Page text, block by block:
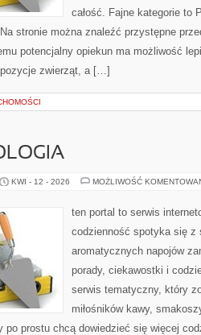
całość. Fajne kategorie to
stronie można znaleźć przystępne
potencjalny opiekun ma możliwość
zwierząt, a […]
KWI - 12 - 2026 MOŻLIWOŚĆ
ten portal to serwis
codzienność spotyka się z
aromatycznych napojów
porady, ciekawostki i
serwis tematyczny, który
miłośników kawy,
prostu chcą dowiedzieć się więcej